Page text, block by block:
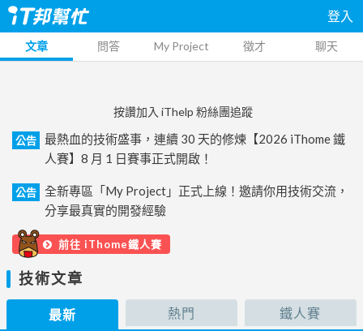
登入
文章 問答 My Project 徵才 聊天
按讚加入 iThelp 粉絲團追蹤
公告
最熱血的技術盛事，連續 30 天的修煉【2026 iThome 鐵
人賽】8 月 1 日賽事正式開啟！
公告
全新專區「My Project」正式上線！邀請你用技術交流，
分享最真實的開發經驗
前往 iThome鐵人賽
技術文章
最新 熱門 鐵人賽